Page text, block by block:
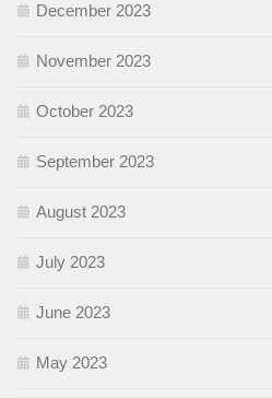
December 2023
November 2023
October 2023
September 2023
August 2023
July 2023
June 2023
May 2023